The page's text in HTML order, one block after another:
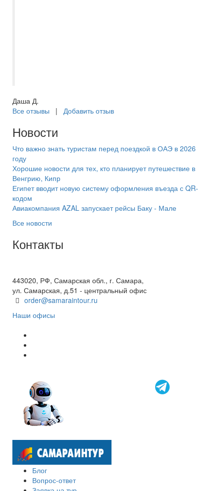
Даша Д.
Все отзывы | Добавить отзыв
Новости
Что важно знать туристам перед поездкой в ОАЭ в 2026
году
Хорошие новости для тех, кто планирует путешествие в
Венгрию, Кипр
Египет вводит новую систему оформления въезда с QR-
кодом
Авиакомпания AZAL запускает рейсы Баку - Мале
Все новости
Контакты
443020, РФ, Самарская обл., г. Самара,
ул. Самарская, д.51 - центральный офис
order@samaraintour.ru
Наши офисы
Блог
Вопрос-ответ